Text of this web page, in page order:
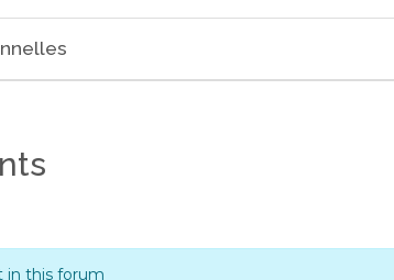
in this forum